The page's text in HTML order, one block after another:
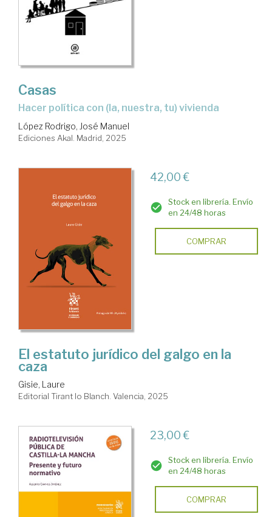
Casas
Hacer política con (la, nuestra, tu) vivienda
López Rodrigo, José Manuel
Ediciones Akal. Madrid, 2025
42,00 €
Stock en librería. Envío
en 24/48 horas
COMPRAR
El estatuto jurídico del galgo en la
caza
Gisie, Laure
Editorial Tirant lo Blanch. Valencia, 2025
23,00 €
Stock en librería. Envío
en 24/48 horas
COMPRAR